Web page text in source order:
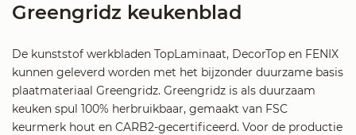
Greengridz keukenblad
De kunststof werkbladen TopLaminaat, DecorTop en FENIX
kunnen geleverd worden met het bijzonder duurzame basis
plaatmateriaal Greengridz. Greengridz is als duurzaam
keuken spul 100% herbruikbaar, gemaakt van FSC
keurmerk hout en CARB2-gecertificeerd. Voor de productie